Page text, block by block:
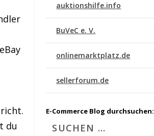
du
auktionshilfe.info
BuVeC e. V.
onlinemarktplatz.de
sellerforum.de
E-Commerce Blog durchsuchen: